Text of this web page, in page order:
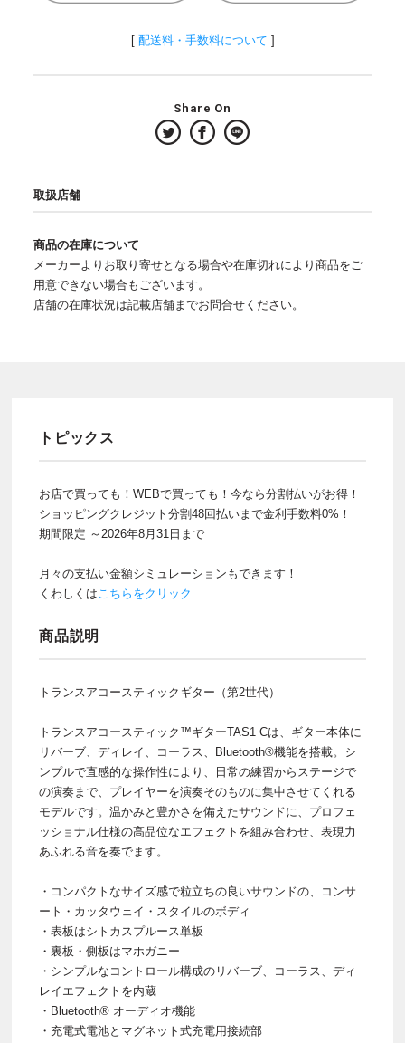
[ 配送料・手数料について ]
Share On
取扱店舗
商品の在庫について
メーカーよりお取り寄せとなる場合や在庫切れにより商品をご
用意できない場合もございます。
店舗の在庫状況は記載店舗までお問合せください。
トピックス
お店で買っても！WEBで買っても！今なら分割払いがお得！
ショッピングクレジット分割48回払いまで金利手数料0%！
期間限定 ～2026年8月31日まで
月々の支払い金額シミュレーションもできます！
くわしくはこちらをクリック
商品説明
トランスアコースティックギター（第2世代）
トランスアコースティック™ギターTAS1 Cは、ギター本体に
リバーブ、ディレイ、コーラス、Bluetooth®機能を搭載。シ
ンプルで直感的な操作性により、日常の練習からステージで
の演奏まで、プレイヤーを演奏そのものに集中させてくれる
モデルです。温かみと豊かさを備えたサウンドに、プロフェ
ッショナル仕様の高品位なエフェクトを組み合わせ、表現力
あふれる音を奏でます。
・コンパクトなサイズ感で粒立ちの良いサウンドの、コンサ
ート・カッタウェイ・スタイルのボディ
・表板はシトカスプルース単板
・裏板・側板はマホガニー
・シンプルなコントロール構成のリバーブ、コーラス、ディ
レイエフェクトを内蔵
・Bluetooth® オーディオ機能
・充電式電池とマグネット式充電用接続部